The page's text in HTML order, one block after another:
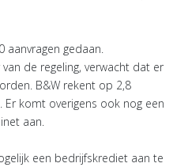
aanvragen gedaan.
de regeling, verwacht dat er
B&W rekent op 2,8
komt overigens ook nog een
aan.
een bedrijfskrediet aan te